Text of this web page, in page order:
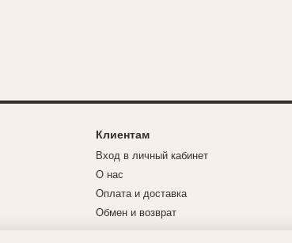
Клиентам
Вход в личный кабинет
О нас
Оплата и доставка
Обмен и возврат